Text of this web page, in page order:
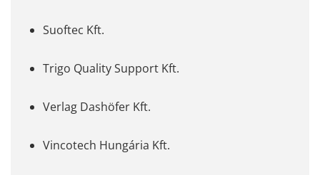
Suoftec Kft.
Trigo Quality Support Kft.
Verlag Dashöfer Kft.
Vincotech Hungária Kft.